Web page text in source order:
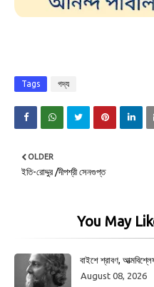
Tags গদ্য
OLDER
ইতি-রোদ্দুর /দীপশ্রী সেনগুপ্ত
You May
বাইশে শ্রাবণ,
August 08, 2026